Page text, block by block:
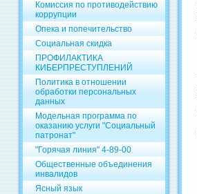
Комиссия по противодействию
коррупции
Опека и попечительство
Социальная скидка
ПРОФИЛАКТИКА
КИБЕРПРЕСТУПЛЕНИЙ
Политика в отношении
обработки персональных
данных
Модельная программа по
оказанию услуги "Социальный
патронат"
"Горячая линия" 4-89-00
Общественные объединения
инвалидов
Ясный язык